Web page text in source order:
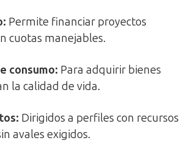
: Permite financiar proyectos
cuotas manejables.
consumo: Para adquirir bienes
la calidad de vida.
: Dirigidos a perfiles con recursos
avales exigidos.